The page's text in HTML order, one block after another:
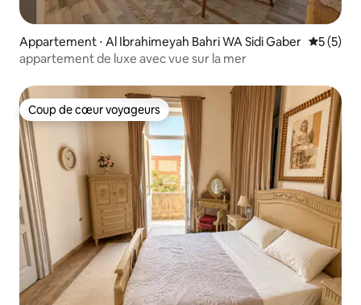
Appartement ⋅ Al Ibrahimeyah Bahri WA Sidi Gaber
5 (5)
appartement de luxe avec vue sur la mer
Coup de cœur voyageurs
Coup de cœur voyageurs